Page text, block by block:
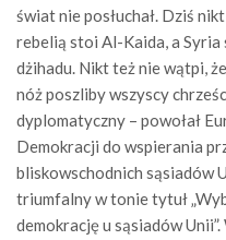
świat nie posłuchał. Dziś
rebelią stoi Al-Kaida, a
dżihadu. Nikt też nie wątpi,
nóż poszliby wszyscy
dyplomatyczny – powołał
Demokracji do wspierania
bliskowschodnich sąsiadów
triumfalny w tonie tytuł
demokrację u sąsiadów